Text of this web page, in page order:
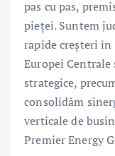
pas cu pas,
pieței. Suntem
rapide creșteri
Europei
strategice,
consolidăm
verticale de
Premier Energy